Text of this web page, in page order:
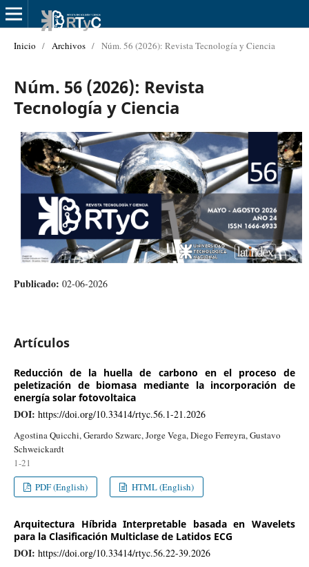
Inicio / Archivos / Núm. 56 (2026): Revista Tecnología y Ciencia
Núm. 56 (2026): Revista
Tecnología y Ciencia
Publicado: 02-06-2026
Artículos
Reducción de la huella de carbono en el proceso de
peletización de biomasa mediante la incorporación de
energía solar fotovoltaica
DOI: https://doi.org/10.33414/rtyc.56.1-21.2026
Agostina Quicchi, Gerardo Szwarc, Jorge Vega, Diego Ferreyra, Gustavo
Schweickardt
1-21
PDF (English)
HTML (English)
Arquitectura Híbrida Interpretable basada en Wavelets
para la Clasificación Multiclase de Latidos ECG
DOI: https://doi.org/10.33414/rtyc.56.22-39.2026